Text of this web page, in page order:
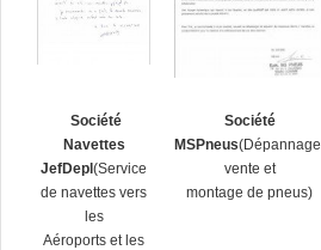
Société
Navettes
JefDepl(Service
de navettes vers
les
Aéroports et les
Société
MSPneus(Dépannage,
vente et
montage de pneus)